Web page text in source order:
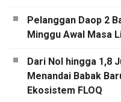
Pelanggan Daop 2
Minggu Awal Masa
Dari Nol hingga 1,8
Menandai Babak
Ekosistem FLOQ